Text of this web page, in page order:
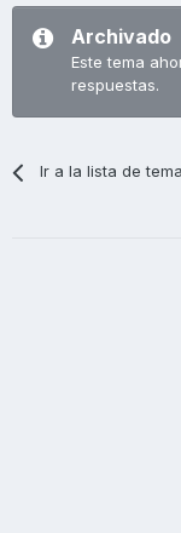
Archivado
Este tema
respuestas.
Ir a la lista de